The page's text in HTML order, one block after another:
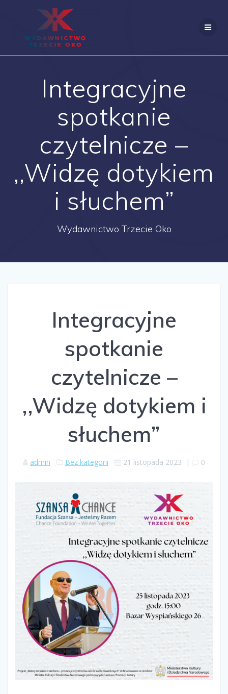
Integracyjne
spotkanie
czytelnicze –
,,Widzę dotykiem
i słuchem”
Wydawnictwo Trzecie Oko
Integracyjne
spotkanie
czytelnicze –
,,Widzę dotykiem i
słuchem”
admin Bez kategorii 21 listopada 2023 | 0